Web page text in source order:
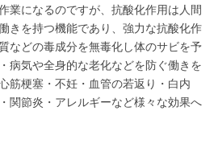
業になるのですが、抗酸化作用は人間
きを持つ機能であり、強力な抗酸化作
などの毒成分を無毒化し体のサビを予
病気や全身的な老化などを防ぐ働きを
筋梗塞・不妊・血管の若返り・白内
関節炎・アレルギーなど様々な効果へ